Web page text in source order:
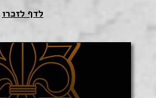
לדף לזכרו